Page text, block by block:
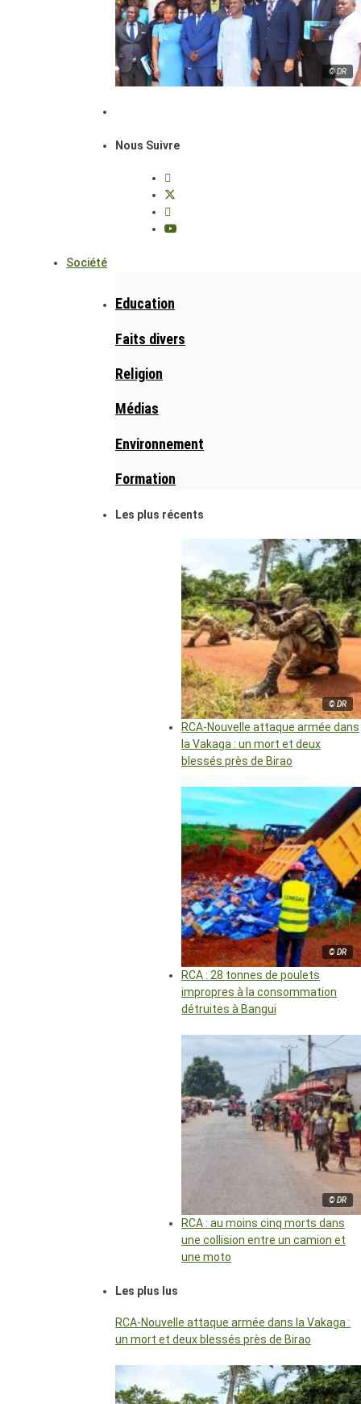
© DR
Nous Suivre
Société
Education
Faits divers
Religion
Médias
Environnement
Formation
Les plus récents
© DR
RCA-Nouvelle attaque armée dans
la Vakaga : un mort et deux
blessés près de Birao
© DR
RCA : 28 tonnes de poulets
impropres à la consommation
détruites à Bangui
© DR
RCA : au moins cinq morts dans
une collision entre un camion et
une moto
Les plus lus
RCA-Nouvelle attaque armée dans la Vakaga :
un mort et deux blessés près de Birao